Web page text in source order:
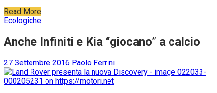
Read More
Ecologiche
Anche Infiniti e Kia “giocano” a calcio
27 Settembre 2016 Paolo Ferrini